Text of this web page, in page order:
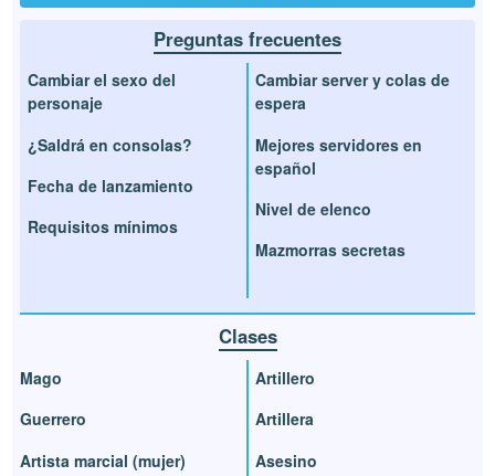
Preguntas frecuentes
Cambiar el sexo del
personaje
¿Saldrá en consolas?
Fecha de lanzamiento
Requisitos mínimos
Cambiar server y colas de
espera
Mejores servidores en
español
Nivel de elenco
Mazmorras secretas
Clases
Mago
Guerrero
Artista marcial (mujer)
Artillero
Artillera
Asesino